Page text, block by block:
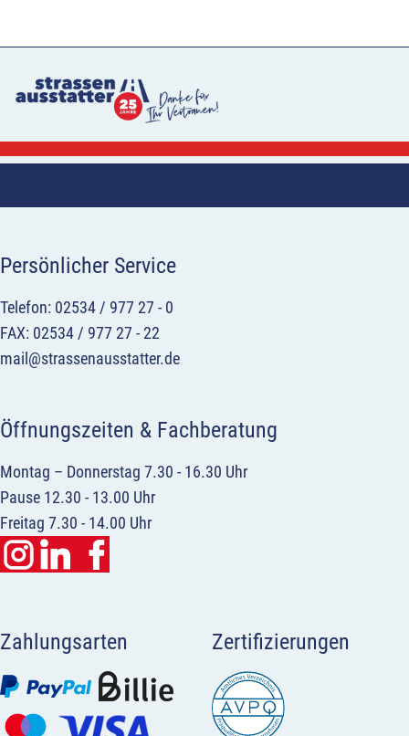
Persönlicher Service
Telefon: 02534 / 977 27 - 0
FAX: 02534 / 977 27 - 22
mail@strassenausstatter.de
Öffnungszeiten & Fachberatung
Montag – Donnerstag 7.30 - 16.30 Uhr
Pause 12.30 - 13.00 Uhr
Freitag 7.30 - 14.00 Uhr
Zahlungsarten Zertifizierungen